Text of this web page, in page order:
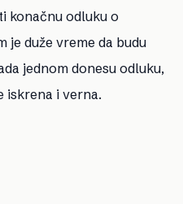
konačnu odluku o
duže vreme da budu
jednom donesu odluku,
iskrena i verna.